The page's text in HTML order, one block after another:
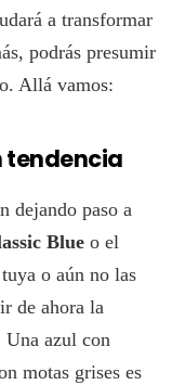
a transformar
podrás presumir
Allá vamos:
tendencia
dejando paso a
Blue o el
o aún no las
de ahora la
Una azul con
motas grises es